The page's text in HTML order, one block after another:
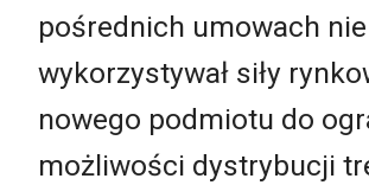
pośrednich umowach
wykorzystywał siły
nowego podmiotu do
możliwości dystrybucji